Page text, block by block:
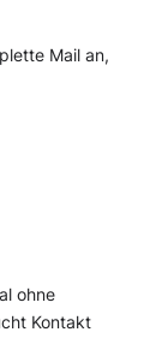
Mail an,
ohne
Kontakt